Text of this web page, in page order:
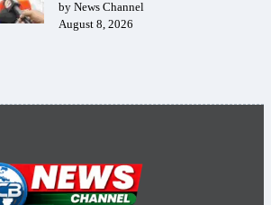
by News Channel
August 8, 2026